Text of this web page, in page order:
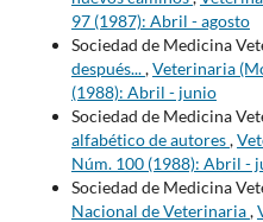
97 (1987): Abril - agosto
Sociedad de Medicina
después...,Veterinaria
(1988): Abril - junio
Sociedad de Medicina
alfabético de autores,
Núm. 100 (1988): Abril -
Sociedad de Medicina
Nacional de Veterinaria,